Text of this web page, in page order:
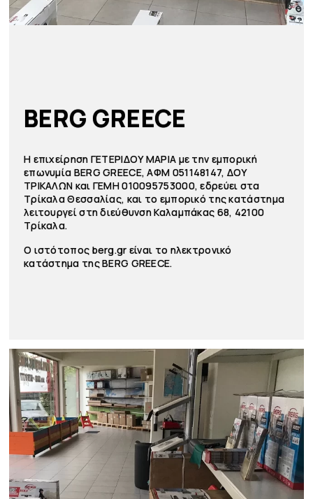
BERG GREECE
Η επιχείρηση ΓΕΤΕΡΙΔΟΥ ΜΑΡΙΑ με την εμπορική
επωνυμία BERG GREECE, ΑΦΜ 051148147, ΔΟΥ
ΤΡΙΚΑΛΩΝ και ΓΕΜΗ 010095753000, εδρεύει στα
Τρίκαλα Θεσσαλίας, και το εμπορικό της κατάστημα
λειτουργεί στη διεύθυνση Καλαμπάκας 68, 42100
Τρίκαλα.
Ο ιστότοπος berg.gr είναι το ηλεκτρονικό
κατάστημα της BERG GREECE.